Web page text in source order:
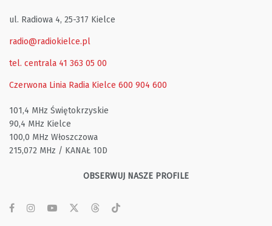
ul. Radiowa 4, 25-317 Kielce
radio@radiokielce.pl
tel. centrala 41 363 05 00
Czerwona Linia Radia Kielce 600 904 600
101,4 MHz Świętokrzyskie
90,4 MHz Kielce
100,0 MHz Włoszczowa
215,072 MHz / KANAŁ 10D
OBSERWUJ NASZE PROFILE